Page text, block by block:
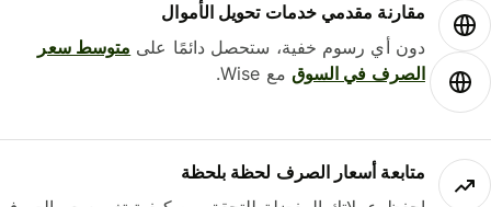
مقارنة مقدمي خدمات تحويل الأموال
دون أي رسوم خفية، ستحصل دائمًا علىمتوسط ​​سعر
الصرف في السوقمع Wise.
متابعة أسعار الصرف لحظة بلحظة